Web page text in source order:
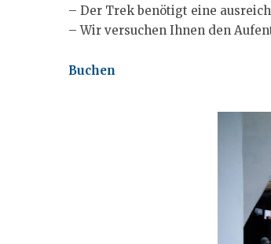
– Der Trek benötigt eine
– Wir versuchen Ihnen den
Buchen